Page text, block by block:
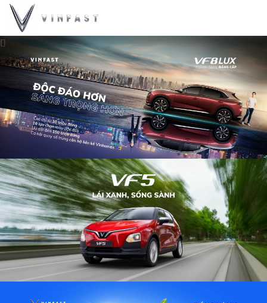
HOTLINE 0968202166
TRANG CHỦ
GIỚI THIỆU
BẢNG GIÁ XE VINFAST
MUA XE
TIN TỨC
LIÊN HỆ